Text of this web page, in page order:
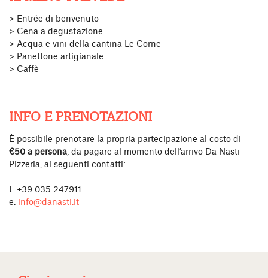
> Entrée di benvenuto
> Cena a degustazione
> Acqua e vini della cantina Le Corne
> Panettone artigianale
> Caffè
INFO E PRENOTAZIONI
È possibile prenotare la propria partecipazione al costo di
€50 a persona , da pagare al momento dell’arrivo Da Nasti
Pizzeria, ai seguenti contatti:
t. +39 035 247911
e. info@danasti.it